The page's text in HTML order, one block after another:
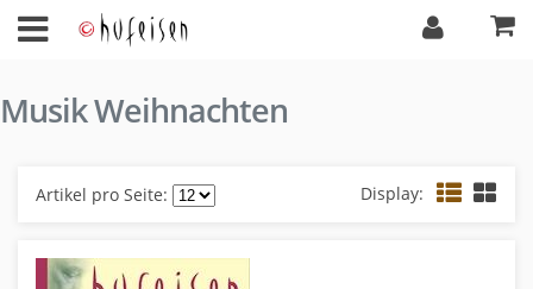
Musik Weihnachten
Artikel pro Seite: Display: